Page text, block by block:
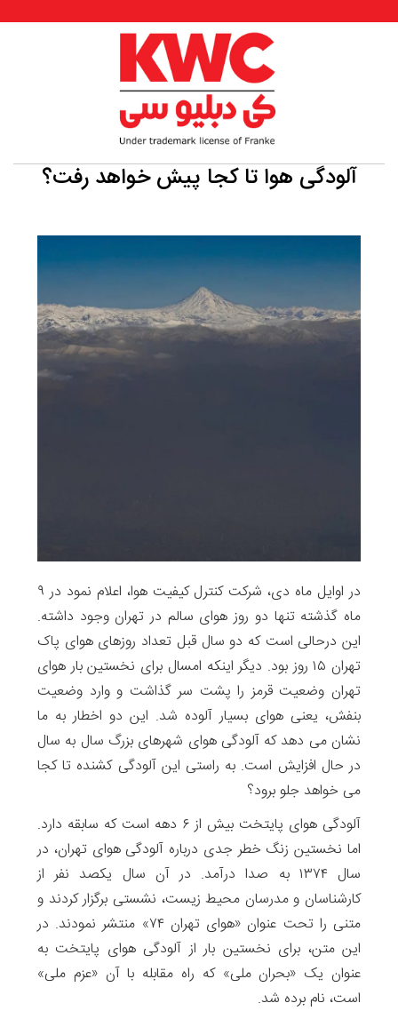
آلودگی هوا تا کجا پیش خواهد رفت؟
در اوایل ماه دی، شرکت کنترل کیفیت هوا، اعلام نمود در ۹
ماه گذشته تنها دو روز هوای سالم در تهران وجود داشته.
این درحالی است که دو سال قبل تعداد روزهای هوای پاک
تهران ۱۵ روز بود. دیگر اینکه امسال برای نخستین بار هوای
تهران وضعیت قرمز را پشت سر گذاشت و وارد وضعیت
بنفش، یعنی هوای بسیار آلوده شد. این دو اخطار به ما
نشان می دهد که آلودگی هوای شهرهای بزرگ سال به سال
در حال افزایش است. به راستی این آلودگی کشنده تا کجا
می خواهد جلو برود؟
آلودگی هوای پایتخت بیش از ۶ دهه است که سابقه دارد.
اما نخستین زنگ خطر جدی درباره آلودگی هوای تهران، در
سال ۱۳۷۴ به صدا درآمد. در آن سال یکصد نفر از
کارشناسان و مدرسان محیط زیست، نشستی برگزار کردند و
متنی را تحت عنوان «هوای تهران ۷۴» منتشر نمودند. در
این متن، برای نخستین بار از آلودگی هوای پایتخت به
عنوان یک «بحران ملی» که راه مقابله با آن «عزم ملی»
است، نام برده شد.